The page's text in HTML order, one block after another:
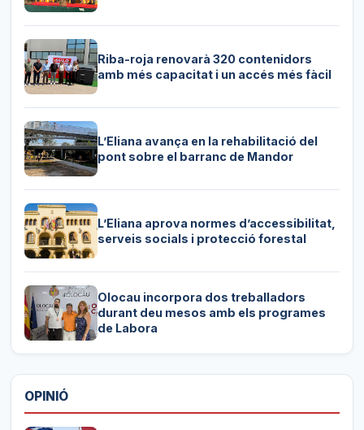
Riba-roja renovarà 320 contenidors
amb més capacitat i un accés més fàcil
L’Eliana avança en la rehabilitació del
pont sobre el barranc de Mandor
L’Eliana aprova normes d’accessibilitat,
serveis socials i protecció forestal
Olocau incorpora dos treballadors
durant deu mesos amb els programes
de Labora
OPINIÓ